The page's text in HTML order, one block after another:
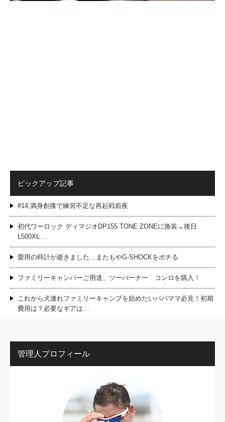
ピックアップ記事
#14,満身創痍で練習不足な再起戦前夜
初代ワーロック ディマジオDP155 TONE ZONEに換装→後日
L500XL…
愛用の時計が逝きました…またもやG-SHOCKをポチる
ファミリーキャンパーご用達、ツーバーナー コンロを購入！
これから犬連れファミリーキャンプを始めたいパパママ必見！初期
費用は？必要なギアは…
管理人プロフィール